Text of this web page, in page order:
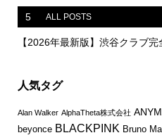
5 ALL POSTS
【2026年最新版】渋谷クラブ
人気タグ
Alan Walker AlphaTheta株式会社
beyonce BLACKPINK Bruno